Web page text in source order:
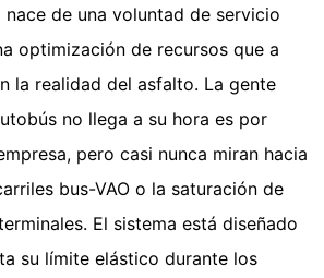
nace de una voluntad de servicio
optimización de recursos que a
la realidad del asfalto. La gente
no llega a su hora es por
pero casi nunca miran hacia
bus-VAO o la saturación de
El sistema está diseñado
su límite elástico durante los